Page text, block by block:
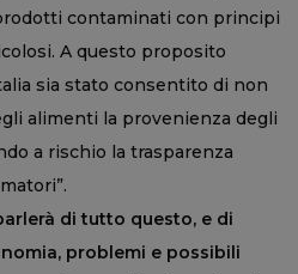
contaminati con principi
A questo proposito
sia stato consentito di non
alimenti la provenienza degli
a rischio la trasparenza
di tutto questo, e di
problemi e possibili